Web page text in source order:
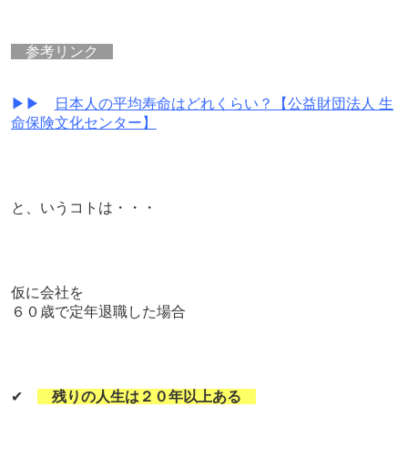
参考リンク
▶▶
日本人の平均寿命はどれくらい？【公益財団法人 生
命保険文化センター】
と、いうコトは・・・
仮に会社を
６０歳で定年退職した場合
✔ 残りの人生は２０年以上ある